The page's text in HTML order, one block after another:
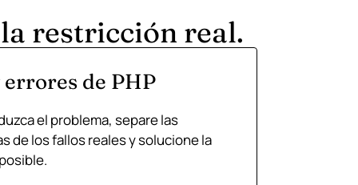
restricción real.
de PHP
el problema, separe las
de los fallos reales y solucione la